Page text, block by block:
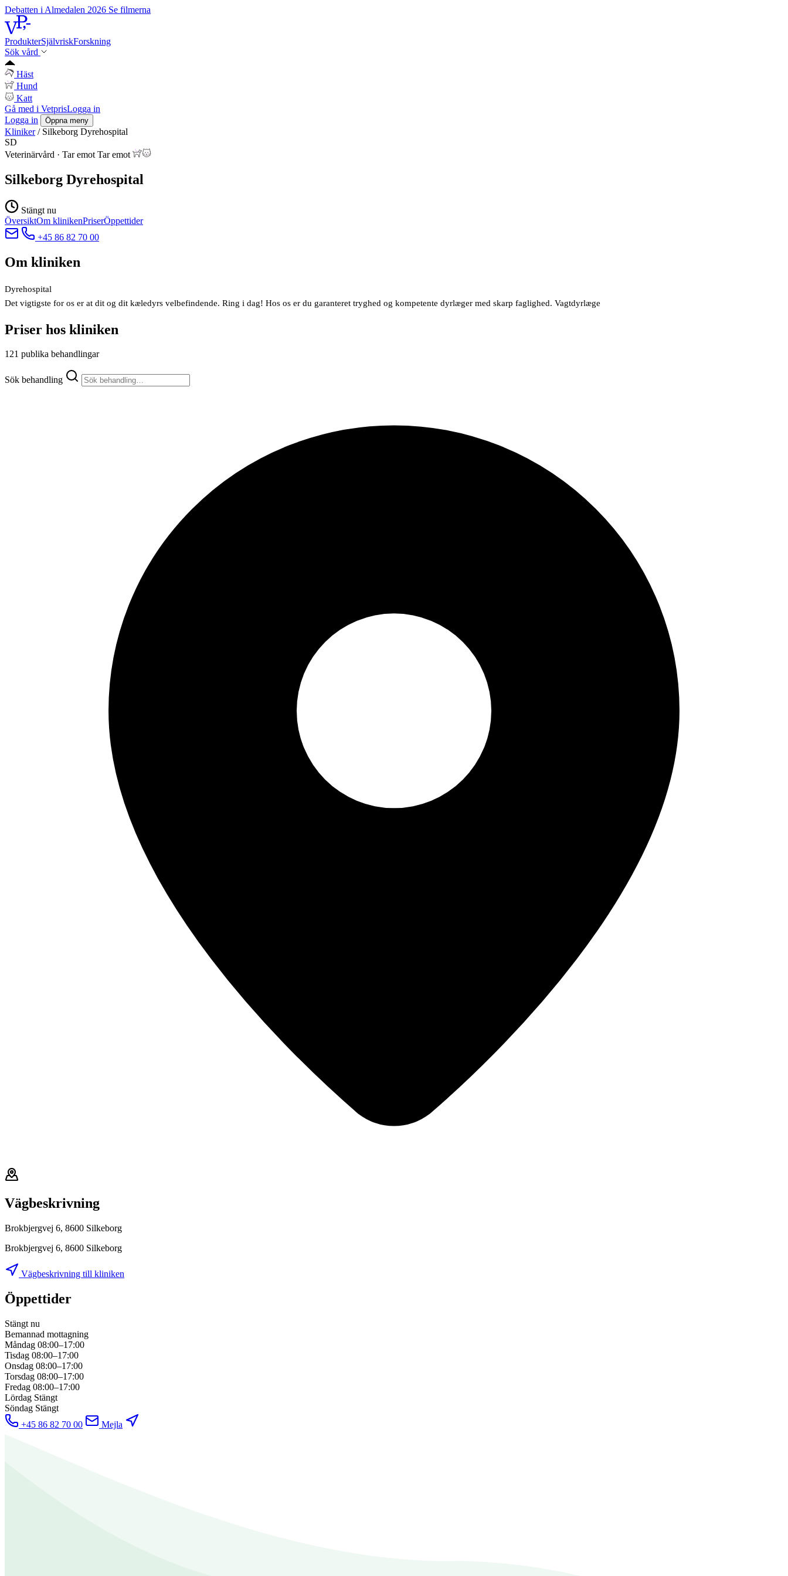
Debatten i Almedalen 2026 Se filmerna
ProdukterSjälvriskForskning
Sök vård
Häst
Hund
Katt
Gå med i VetprisLogga in
Logga in
Öppna meny
Kliniker / Silkeborg Dyrehospital
SD
Veterinärvård · Tar emot Tar emot
Silkeborg Dyrehospital
Stängt nu
ÖversiktOm klinikenPriserÖppettider
+45 86 82 70 00
Om kliniken
Dyrehospital
Det vigtigste for os er at dit og dit kæledyrs velbefindende. Ring i dag! Hos os er du garanteret tryghed og kompetente dyrlæger med skarp faglighed. Vagtdyrlæge
Priser hos kliniken
121 publika behandlingar
Sök behandling
Vägbeskrivning
Brokbjergvej 6, 8600 Silkeborg
Brokbjergvej 6, 8600 Silkeborg
Vägbeskrivning till kliniken
Öppettider
Stängt nu
Bemannad mottagning
Måndag 08:00–17:00
Tisdag 08:00–17:00
Onsdag 08:00–17:00
Torsdag 08:00–17:00
Fredag 08:00–17:00
Lördag Stängt
Söndag Stängt
+45 86 82 70 00
Mejla